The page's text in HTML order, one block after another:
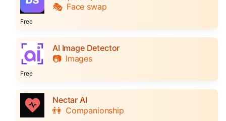
🎭 Face swap
Free
AI Image Detector
📷 Images
Free
Nectar AI
👫 Companionship